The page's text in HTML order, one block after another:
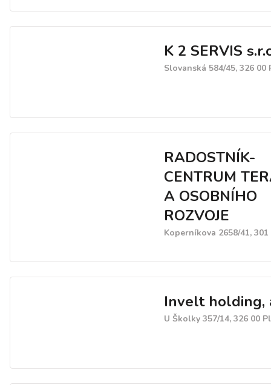
K 2 SERVIS
Slovanská 584/45, 326 00
RADOSTNÍK-
CENTRUM
A OSOBNÍHO
ROZVOJE
Koperníkova 2658/41,
Invelt holding,
U Školky 357/14, 326 00